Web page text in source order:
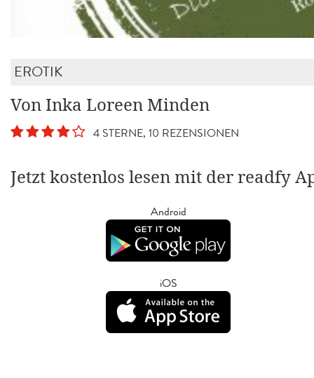
EROTIK
Von Inka Loreen Minden
4 STERNE, 10 REZENSIONEN
Jetzt kostenlos lesen mit der readfy
Android
iOS